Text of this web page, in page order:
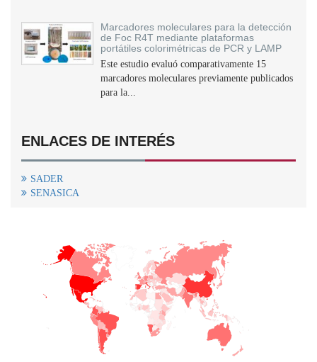
Marcadores moleculares para la detección
de Foc R4T mediante plataformas
portátiles colorimétricas de PCR y LAMP
Este estudio evaluó comparativamente 15
marcadores moleculares previamente publicados
para la...
ENLACES DE INTERÉS
SADER
SENASICA